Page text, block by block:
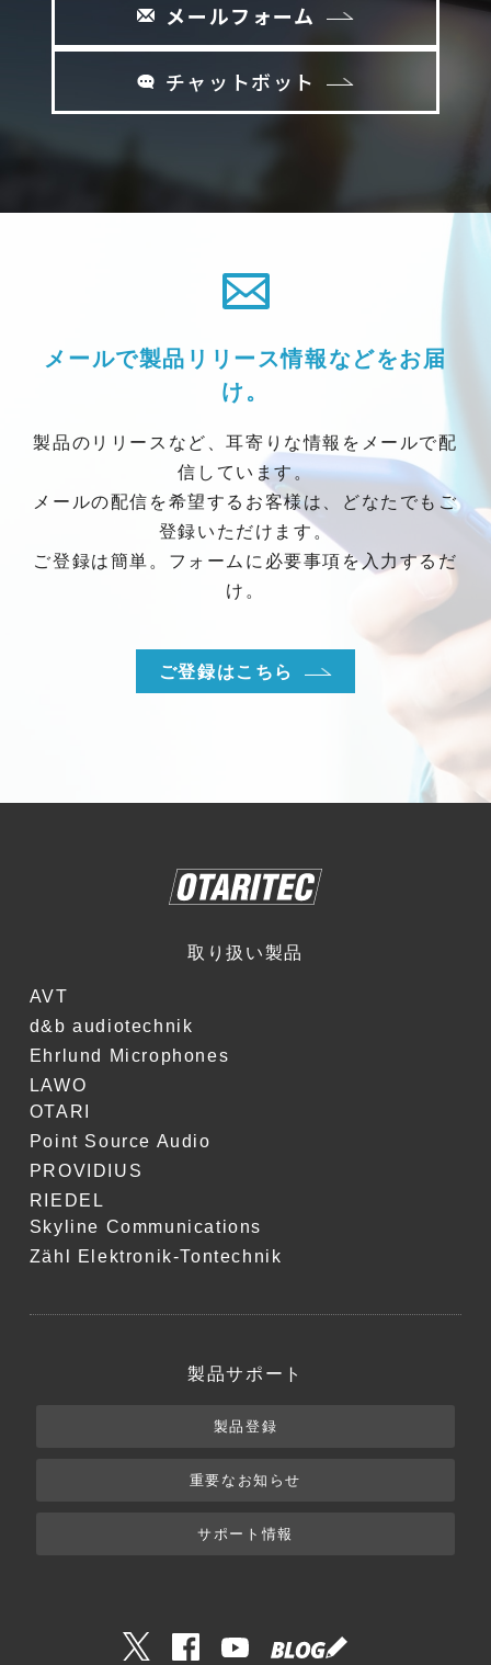
メールフォーム
チャットボット
メールで製品リリース情報などをお届
け。
製品のリリースなど、耳寄りな情報をメールで配
信しています。
メールの配信を希望するお客様は、どなたでもご
登録いただけます。
ご登録は簡単。フォームに必要事項を入力するだ
け。
ご登録はこちら
取り扱い製品
AVT
d&b audiotechnik
Ehrlund Microphones
LAWO
OTARI
Point Source Audio
PROVIDIUS
RIEDEL
Skyline Communications
Zähl Elektronik-Tontechnik
製品サポート
製品登録
重要なお知らせ
サポート情報